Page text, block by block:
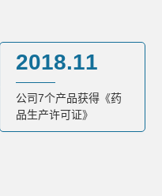
2018.11
公司7个产品获得《药
品生产许可证》